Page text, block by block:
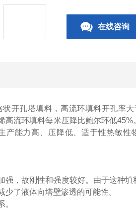
在线咨询
开孔塔填料，高流环填料开孔率
高流环填料每米压降比鲍尔环低
能力高、压降低、适于性热敏性
，故刚性和强度较好。由于这种
了液体向塔壁渗透的可能性。
。